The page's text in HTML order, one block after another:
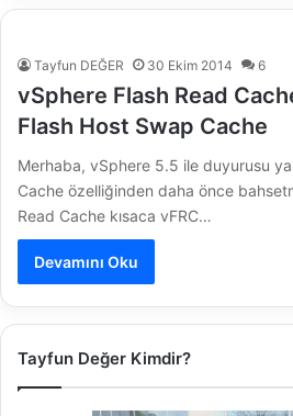
Tayfun DEĞER 30 Ekim 2014 6
vSphere Flash Read
Flash Host Swap Cache
Merhaba, vSphere 5.5 ile duyurusu
Cache özelliğinden daha önce
Read Cache kısaca vFRC…
Devamını Oku
Tayfun Değer Kimdir?